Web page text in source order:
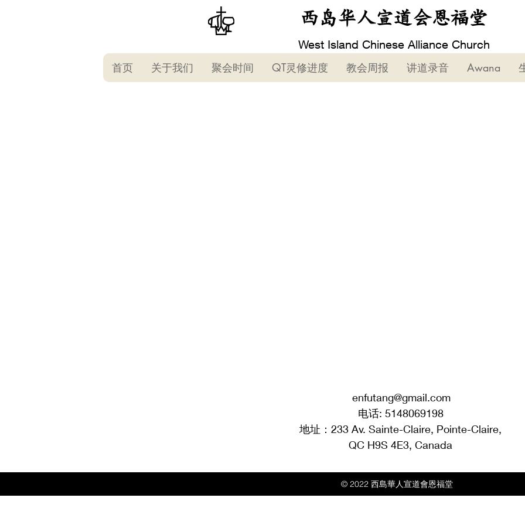
西岛华人宣道会恩福堂
West Island Chinese Alliance Church
首页 关于我们 聚会时间 QT灵修进度 教会周报 讲道录音 Awana
enfutang@gmail.com
电话: 5148069198
地址：233 Av. Sainte-Claire, Pointe-Claire,
QC H9S 4E3, Canada
© 2022 西島華人宣道會恩福堂